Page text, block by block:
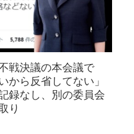
戦決議の本会議で
から反省してない」
録なし、別の委員会
り